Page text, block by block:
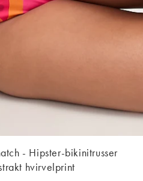
- Hipster-bikinitrusser
hvirvelprint